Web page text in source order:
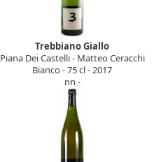
Trebbiano Giallo
Piana Dei Castelli - Matteo Ceracchi
Bianco - 75 cl - 2017
nn -